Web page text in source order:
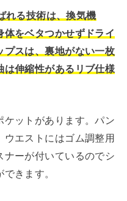
れる技術は、換気機
をベタつかせずドライ
プスは、裏地がない一枚
は伸縮性があるリブ仕様
ケットがあります。パン
ウエストにはゴム調整用
ーが付いているのでシ
きます。